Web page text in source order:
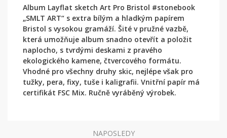
Album Layflat sketch Art Pro Bristol #stonebook
„SMLT ART“ s extra bílým a hladkým papírem
Bristol s vysokou gramáží. Šité v pružné vazbě,
která umožňuje album snadno otevřít a položit
naplocho, s tvrdými deskami z pravého
ekologického kamene, čtvercového formátu.
Vhodné pro všechny druhy skic, nejlépe však pro
tužky, pera, fixy, tuše i kaligrafii. Vnitřní papír má
certifikát FSC Mix. Ručně vyráběný výrobek.
NAPOSLEDY